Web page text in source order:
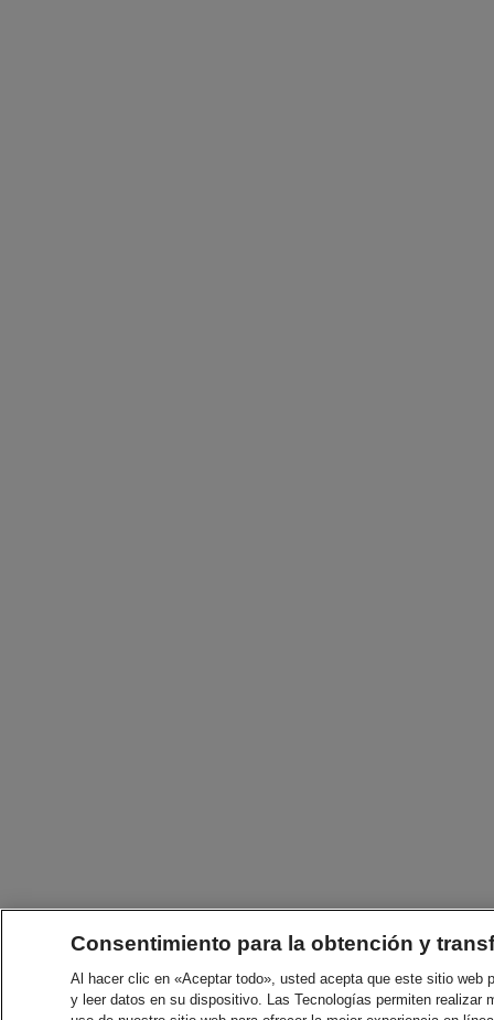
Consentimiento para la obtención y
Al hacer clic en «Aceptar todo», usted acepta que este sitio
y leer datos en su dispositivo. Las Tecnologías permiten